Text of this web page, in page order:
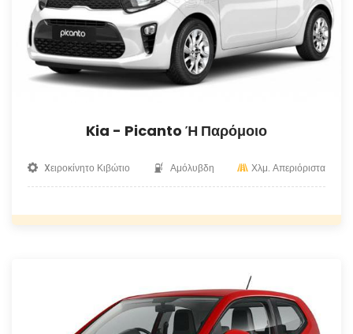
Kia - Picanto Ή Παρόμοιο
Xειροκίνητο Κιβώτιο Αμόλυβδη Χλμ. Απεριόριστα